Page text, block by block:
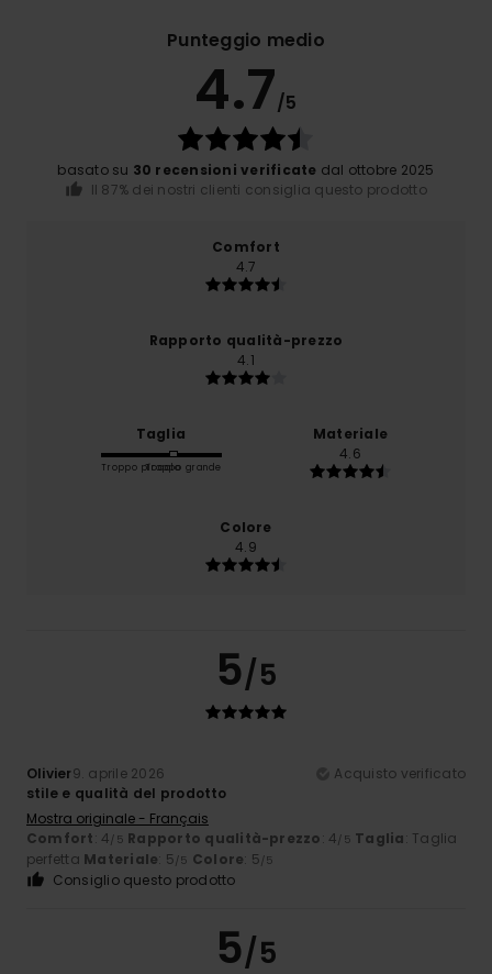
Punteggio medio
4.7/5
basato su 30 recensioni verificate dal ottobre 2025
Il 87% dei nostri clienti consiglia questo prodotto
Comfort
4.7
Rapporto qualità-prezzo
4.1
Taglia
Troppo piccoloTroppo grande
Materiale
4.6
Colore
4.9
5/5
Olivier9. aprile 2026
Acquisto verificato
stile e qualità del prodotto
Mostra originale - Français
Comfort: 4/5 Rapporto qualità-prezzo: 4/5 Taglia: Taglia
perfetta Materiale: 5/5 Colore: 5/5
Consiglio questo prodotto
5/5